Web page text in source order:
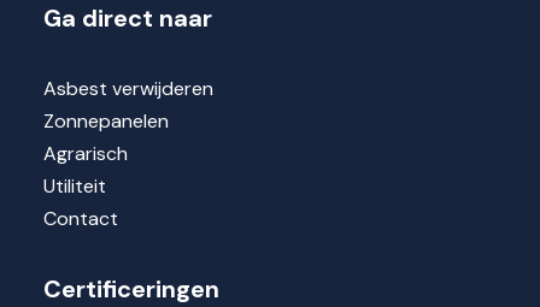
Ga direct naar
Asbest verwijderen
Zonnepanelen
Agrarisch
Utiliteit
Contact
Certificeringen